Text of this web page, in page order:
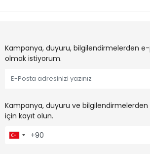
Kampanya, duyuru, bilgilendirmelerden
olmak istiyorum.
Kampanya, duyuru ve
için kayıt olun.